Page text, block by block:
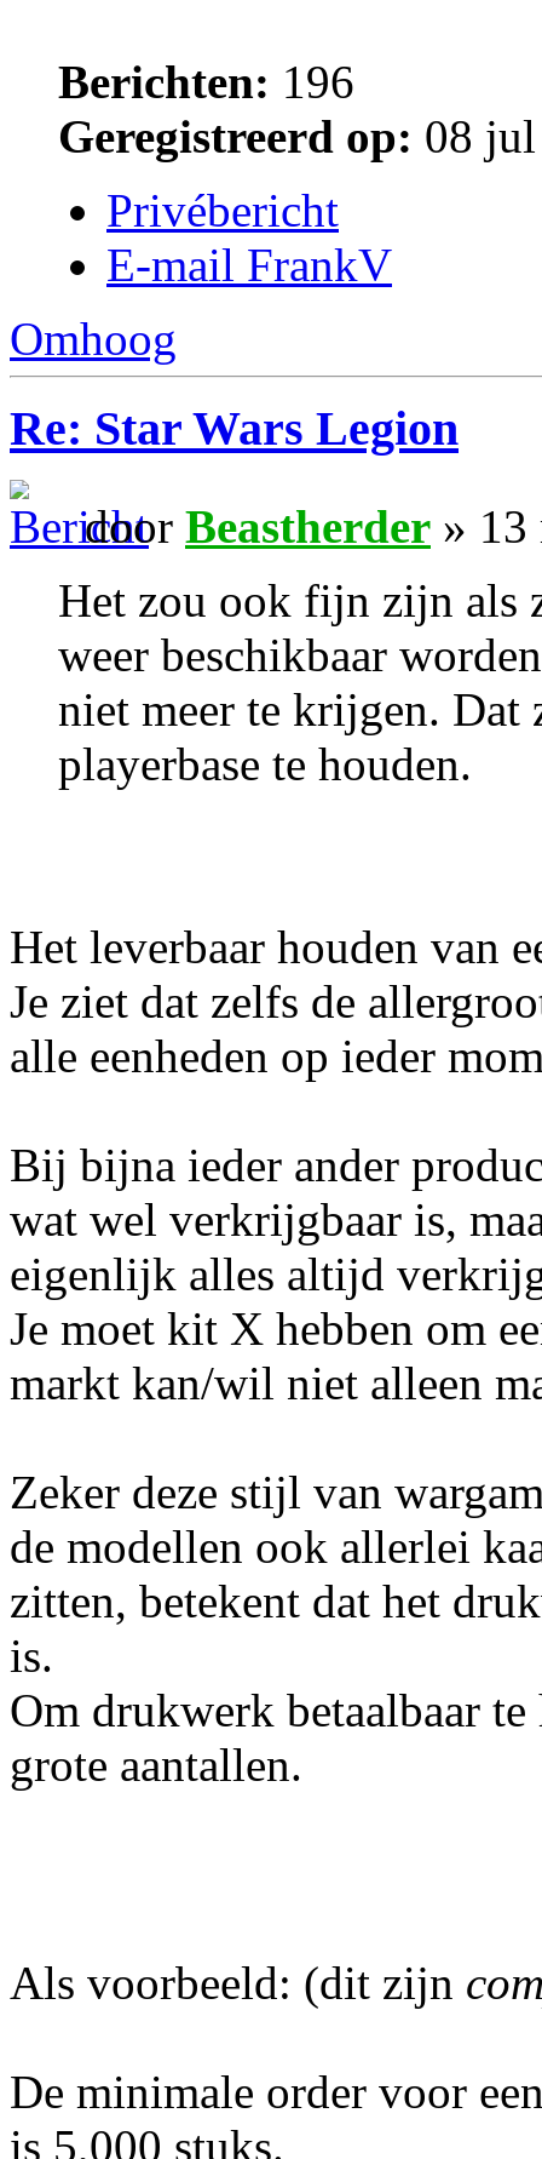
Berichten: 196
Geregistreerd op: 08
Privébericht
E-mail FrankV
Omhoog
Re: Star Wars Legion
door Beastherder » 13
Het zou ook fijn zijn als
weer beschikbaar
niet meer te krijgen. Dat
playerbase te houden.
Het leverbaar houden van
Je ziet dat zelfs de
alle eenheden op ieder
Bij bijna ieder ander
wat wel verkrijgbaar is,
eigenlijk alles altijd
Je moet kit X hebben om
markt kan/wil niet alleen
Zeker deze stijl van
de modellen ook allerlei
zitten, betekent dat het
is.
Om drukwerk betaalbaar
grote aantallen.
Als voorbeeld: (dit zijn
De minimale order voor
is 5,000 stuks.